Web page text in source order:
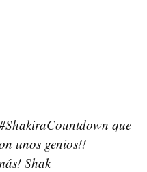
que
unos genios!!
Shak